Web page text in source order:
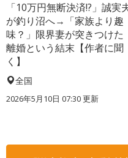
「10万円無断決済!?」誠実
が釣り沼へ→「家族より趣
味？」限界妻が突きつけた
離婚という結末【作者に聞
く】
全国
2026年5月10日 07:30 更新